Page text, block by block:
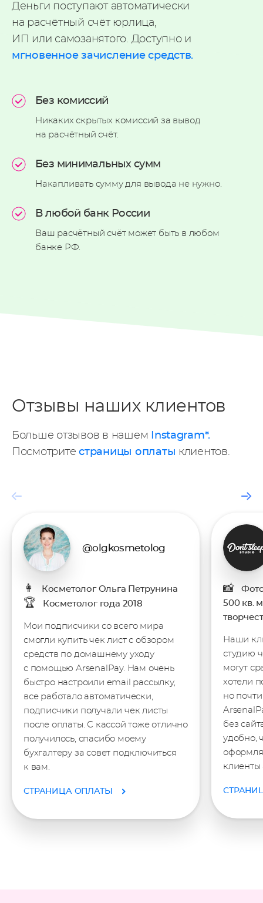
Деньги поступают автоматически
на расчётный счёт юрлица,
ИП или самозанятого. Доступно и
мгновенное зачисление средств.
Без комиссий
Никаких скрытых комиссийза вывод
на расчётный счёт.
Без минимальных сумм
Накапливать сумму для вывода не нужно.
В любой банк России
Ваш расчётный счёт может быть в любом
банке РФ.
Отзывы наших клиентов
Больше отзывов в нашем
Instagram*.
Посмотритестраницы оплаты клиентов.
@olgkosmetolog
👩 Косметолог Ольга Петрунина
🏆 Косметолог года 2018
Мои подписчики со всего мира
смогли купить чек лист с обзором
средств по домашнему уходу
с помощью ArsenalPay. Нам очень
быстро настроили email рассылку,
все работало автоматически,
подписчики получали чек листы
после оплаты. С кассой тоже отлично
получилось, спасибо моему
бухгалтеру за совет подключиться
к вам.
СТРАНИЦА ОПЛАТЫ
📸
500 кв.
Наши
студию
могут
хотели
но
без
удобно,
клиенты